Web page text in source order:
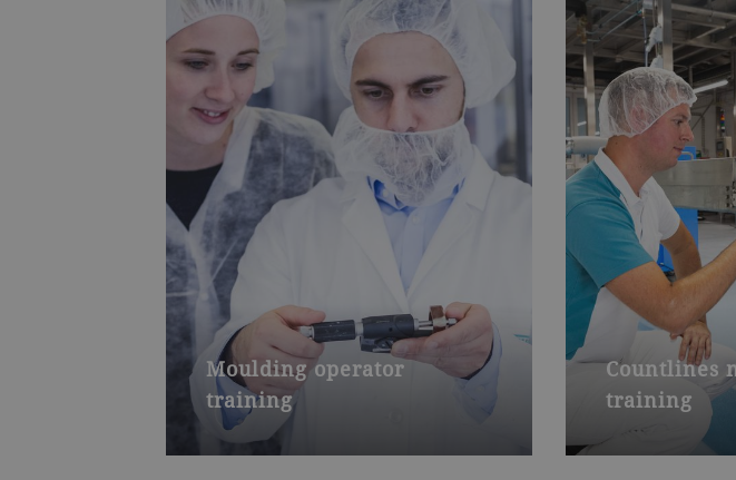
Moulding operator
training
Countlines
training